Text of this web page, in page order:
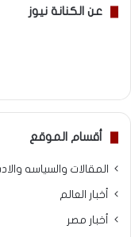
عن الكنانة نيوز
أقسام الموقع
المقالات والسياسه
أخبار العالم
أخبار مصر